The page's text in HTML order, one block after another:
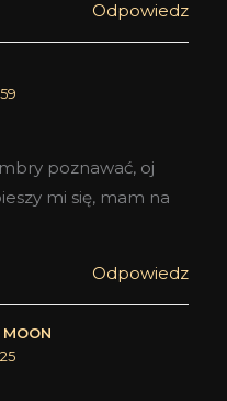
Odpowiedz
poznawać, oj
mi się, mam na
Odpowiedz
MOON